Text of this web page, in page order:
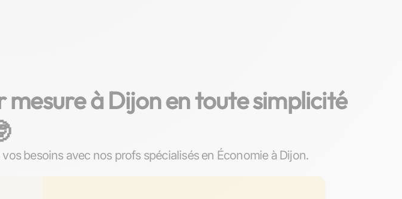
à Dijon en toute simplicité
besoins avec nos profs spécialisés en Économie à Dijon.